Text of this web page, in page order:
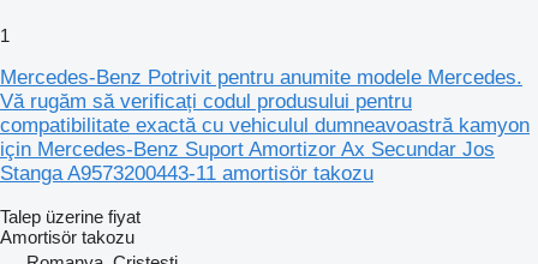
1
Mercedes-Benz Potrivit pentru anumite modele Mercedes.
Vă rugăm să verificați codul produsului pentru
compatibilitate exactă cu vehiculul dumneavoastră kamyon
için Mercedes-Benz Suport Amortizor Ax Secundar Jos
Stanga A9573200443-11 amortisör takozu
Talep üzerine fiyat
Amortisör takozu